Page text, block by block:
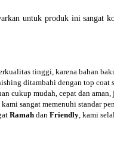
untuk produk ini sangat
tinggi, karena bahan
ditambahi dengan top coat
cukup mudah, cepat dan
kami sangat memenuhi standar
Ramah dan Friendly, kami